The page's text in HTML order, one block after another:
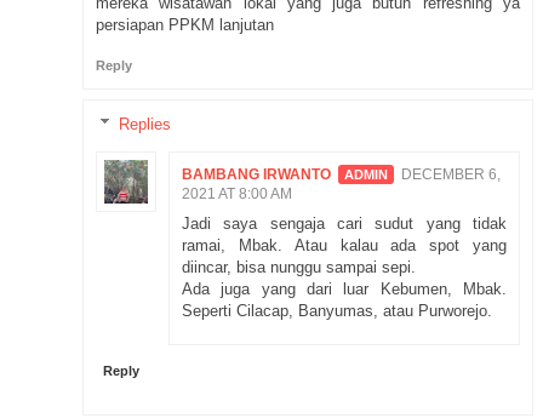
persiapan PPKM lanjutan
Reply
Replies
BAMBANG IRWANTO
DECEMBER 6,
2021 AT 8:00 AM
Jadi saya sengaja cari sudut yang tidak
ramai, Mbak. Atau kalau ada spot yang
diincar, bisa nunggu sampai sepi.
Ada juga yang dari luar Kebumen, Mbak.
Seperti Cilacap, Banyumas, atau Purworejo.
Reply